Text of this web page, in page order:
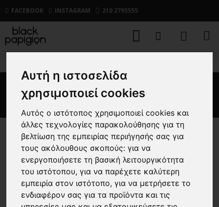
Αυτή η ιστοσελίδα
χρησιμοποιεί cookies
Αυτός ο ιστότοπος χρησιμοποιεί cookies και
άλλες τεχνολογίες παρακολούθησης για τη
βελτίωση της εμπειρίας περιήγησής σας για
τους ακόλουθους σκοπούς:για να
ενεργοποιήσετε τη βασική λειτουργικότητα
του ιστότοπου,για να παρέχετε καλύτερη
εμπειρία στον ιστότοπο,για να μετρήσετε το
ενδιαφέρον σας για τα προϊόντα και τις
FACEBOOK INSTAGRAM 210 2795555
Βερμούδα Jack n Jones μπλε